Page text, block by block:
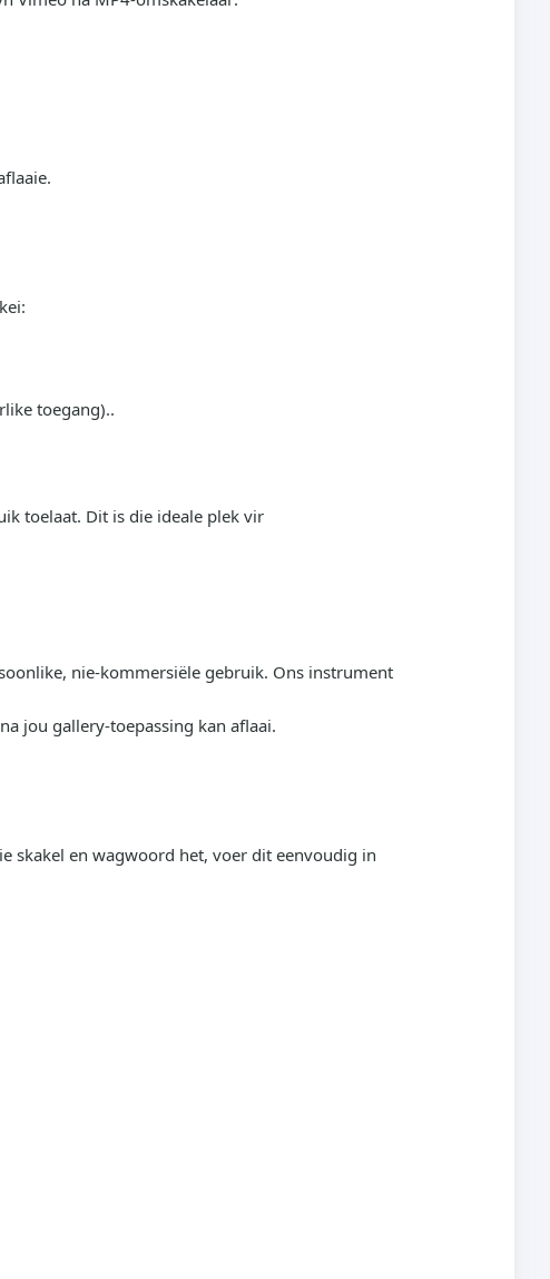
toegang)..
toelaat. Dit is die ideale plek vir
nie-kommersiële gebruik. Ons instrument
jou gallery-toepassing kan aflaai.
skakel en wagwoord het, voer dit eenvoudig in